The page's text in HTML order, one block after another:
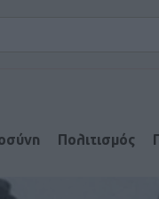
Πολιτισμός